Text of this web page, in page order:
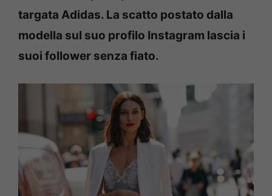
targata Adidas. La scatto postato dalla
modella sul suo profilo Instagram lascia i
suoi follower senza fiato.